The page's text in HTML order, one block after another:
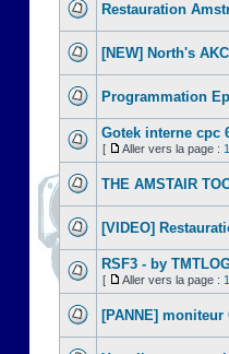
Restauration
[NEW] North's
Programmation
Gotek interne cpc
[ Aller vers la page : 1
THE AMSTAIR
[VIDEO]
RSF3 - by
[ Aller vers la page : 1
[PANNE] moniteur